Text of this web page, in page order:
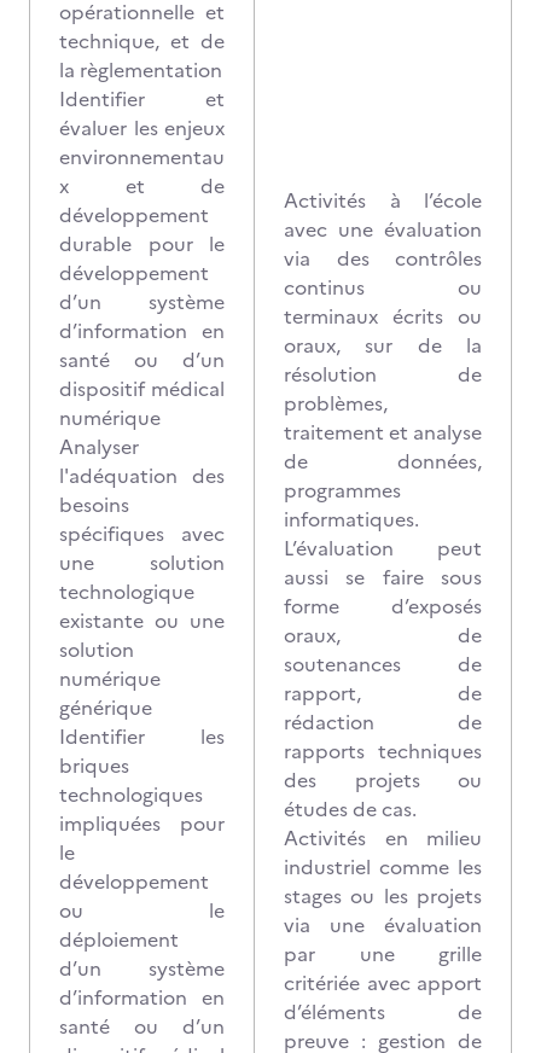
opérationnelle et
technique, et de
la règlementation
Identifier et
évaluer les enjeux
environnementau
x et de
développement
durable pour le
développement
d’un système
d’information en
santé ou d’un
dispositif médical
numérique
Analyser
l'adéquation des
besoins
spécifiques avec
une solution
technologique
existante ou une
solution
numérique
générique
Identifier les
briques
technologiques
impliquées pour
le
développement
ou le
déploiement
d’un système
d’information en
santé ou d’un
Activités à l’école
avec une évaluation
via des contrôles
continus ou
terminaux écrits ou
oraux, sur de la
résolution de
problèmes,
traitement et analyse
de données,
programmes
informatiques.
L’évaluation peut
aussi se faire sous
forme d’exposés
oraux, de
soutenances de
rapport, de
rédaction de
rapports techniques
des projets ou
études de cas.
Activités en milieu
industriel comme les
stages ou les projets
via une évaluation
par une grille
critériée avec apport
d’éléments de
preuve : gestion de